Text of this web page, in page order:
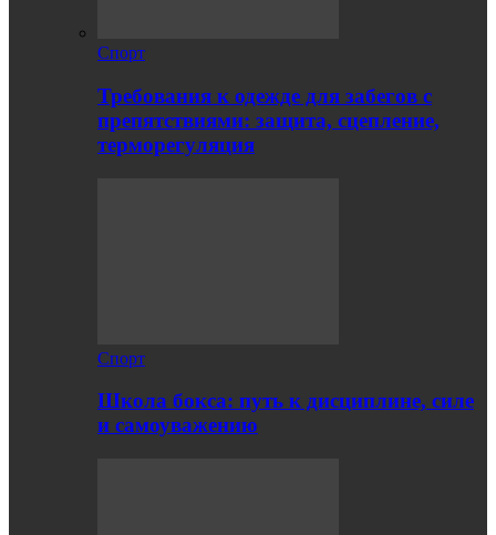
Спорт
Требования к одежде для забегов с
препятствиями: защита, сцепление,
терморегуляция
Спорт
Школа бокса: путь к дисциплине, силе
и самоуважению